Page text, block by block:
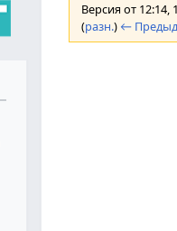
Версия от 12:14,
(разн.) ←